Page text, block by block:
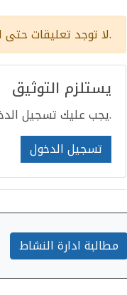
لا توجد تعليقات حتى الآن.
يستلزم التوثيق
يجب عليك تسجيل الدخول إلى مرحلة ما بعد تعليق.
تسجيل الدخول
مطالبة ادارة النشاط